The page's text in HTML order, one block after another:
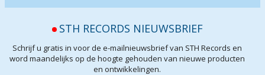
STH RECORDS NIEUWSBRIEF
Schrijf u gratis in voor de e-mailnieuwsbrief van STH Records en
word maandelijks op de hoogte gehouden van nieuwe producten
en ontwikkelingen.